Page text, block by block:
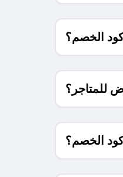
الخصم؟
للمتاجر؟
الخصم؟